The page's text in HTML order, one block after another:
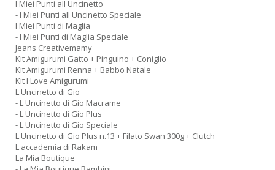
I Miei Punti all Uncinetto
- I Miei Punti all Uncinetto Speciale
I Miei Punti di Maglia
- I Miei Punti di Maglia Speciale
Jeans Creativemamy
Kit Amigurumi Gatto + Pinguino + Coniglio
Kit Amigurumi Renna + Babbo Natale
Kit I Love Amigurumi
L Uncinetto di Gio
- L Uncinetto di Gio Macrame
- L Uncinetto di Gio Plus
- L Uncinetto di Gio Speciale
L'Uncinetto di Gio Plus n.13 + Filato Swan 300g + Clutch
L'accademia di Rakam
La Mia Boutique